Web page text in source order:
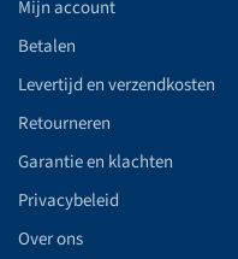
Mijn account
Betalen
Levertijd en verzendkosten
Retourneren
Garantie en klachten
Privacybeleid
Over ons